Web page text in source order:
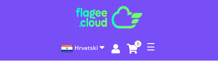
Hrvatski 0 ☰